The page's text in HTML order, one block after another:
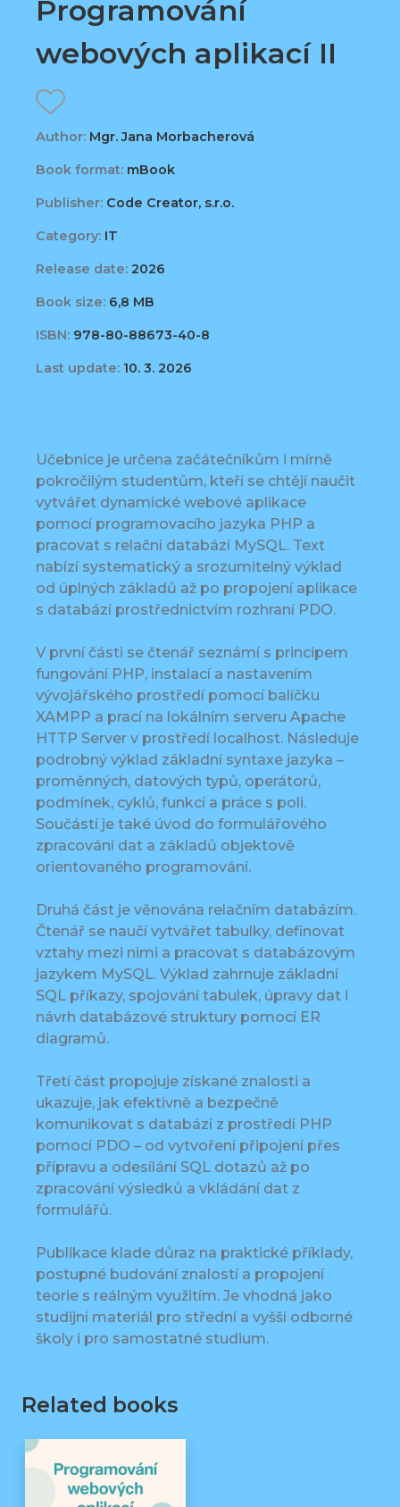
Programování
webových aplikací II
Author: Mgr. Jana Morbacherová
Book format: mBook
Publisher: Code Creator, s.r.o.
Category: IT
Release date: 2026
Book size: 6,8 MB
ISBN: 978-80-88673-40-8
Last update: 10. 3. 2026
Učebnice je určena začátečníkům i mírně
pokročilým studentům, kteří se chtějí naučit
vytvářet dynamické webové aplikace
pomocí programovacího jazyka PHP a
pracovat s relační databází MySQL. Text
nabízí systematický a srozumitelný výklad
od úplných základů až po propojení aplikace
s databází prostřednictvím rozhraní PDO.
V první části se čtenář seznámí s principem
fungování PHP, instalací a nastavením
vývojářského prostředí pomocí balíčku
XAMPP a prací na lokálním serveru Apache
HTTP Server v prostředí localhost. Následuje
podrobný výklad základní syntaxe jazyka –
proměnných, datových typů, operátorů,
podmínek, cyklů, funkcí a práce s poli.
Součástí je také úvod do formulářového
zpracování dat a základů objektově
orientovaného programování.
Druhá část je věnována relačním databázím.
Čtenář se naučí vytvářet tabulky, definovat
vztahy mezi nimi a pracovat s databázovým
jazykem MySQL. Výklad zahrnuje základní
SQL příkazy, spojování tabulek, úpravy dat i
návrh databázové struktury pomocí ER
diagramů.
Třetí část propojuje získané znalosti a
ukazuje, jak efektivně a bezpečně
komunikovat s databází z prostředí PHP
pomocí PDO – od vytvoření připojení přes
přípravu a odesílání SQL dotazů až po
zpracování výsledků a vkládání dat z
formulářů.
Publikace klade důraz na praktické příklady,
postupné budování znalostí a propojení
teorie s reálným využitím. Je vhodná jako
studijní materiál pro střední a vyšší odborné
školy i pro samostatné studium.
Related books